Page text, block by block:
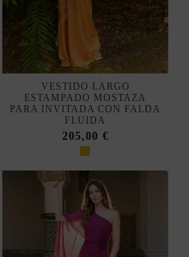
VESTIDO LARGO
BUGANVILLA CON CAPA DE
GASA Y FLOR PARA
INVITADA
120,00 €